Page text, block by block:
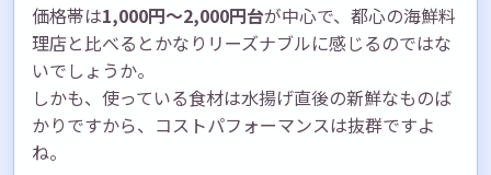
価格帯は1,000円〜2,000円台が中心で、都心の海鮮料
理店と比べるとかなりリーズナブルに感じるのではな
いでしょうか。
しかも、使っている食材は水揚げ直後の新鮮なものば
かりですから、コストパフォーマンスは抜群ですよ
ね。